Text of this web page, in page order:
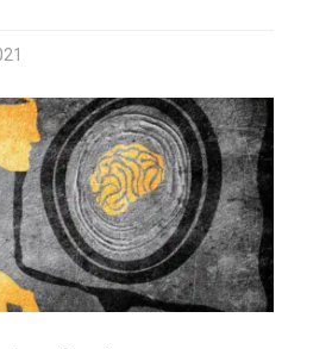
sur la polémique
perroquets
syndicats, (tout) contre l’IA
et-Marne, le projet de
IA doit sortir des
: « On impose et copie
états-unien »